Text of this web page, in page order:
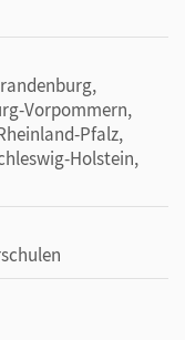
Vorpommern,
Pfalz,
Holstein,